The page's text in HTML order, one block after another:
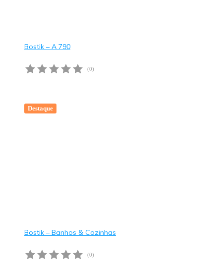
Bostik – A 790
(0)
Destaque
Bostik – Banhos & Cozinhas
(0)